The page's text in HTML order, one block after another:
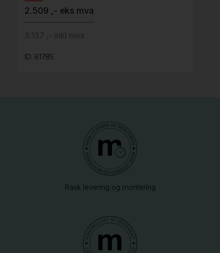
2.509 ,- eks mva
ID: 61785
Rask levering og montering